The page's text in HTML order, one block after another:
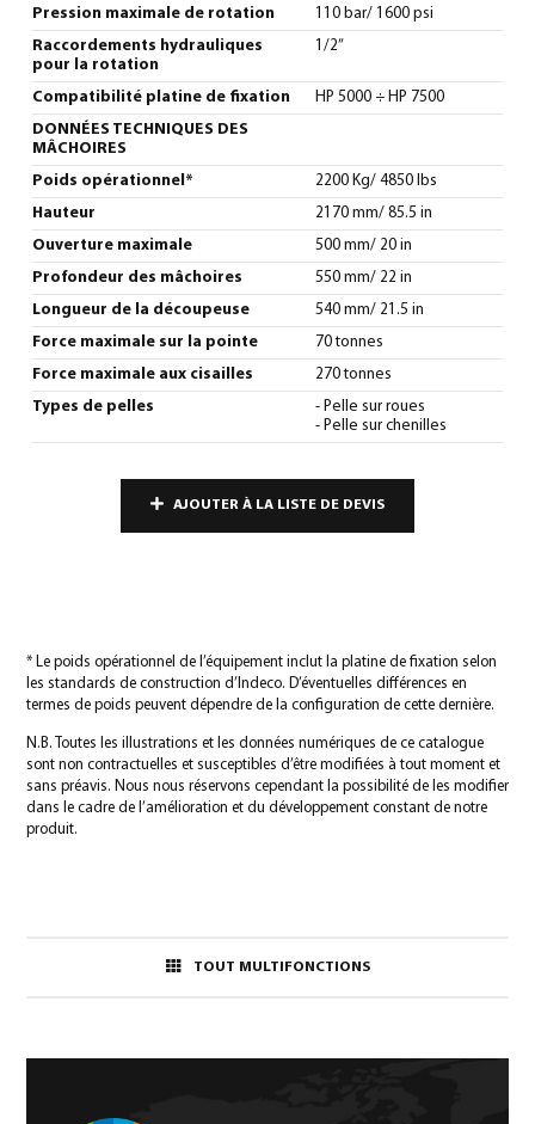
Pression maximale de rotation 110 bar/ 1600 psi
Raccordements hydrauliques
pour la rotation
1/2”
Compatibilité platine de fixation HP 5000 ÷ HP 7500
DONNÉES TECHNIQUES DES
MÂCHOIRES
Poids opérationnel* 2200 Kg/ 4850 lbs
Hauteur 2170 mm/ 85.5 in
Ouverture maximale 500 mm/ 20 in
Profondeur des mâchoires 550 mm/ 22 in
Longueur de la découpeuse 540 mm/ 21.5 in
Force maximale sur la pointe 70 tonnes
Force maximale aux cisailles 270 tonnes
Types de pelles
- Pelle sur roues
- Pelle sur chenilles
AJOUTER À LA LISTE DE DEVIS
* Le poids opérationnel de l’équipement inclut la platine de fixation selon
les standards de construction d’Indeco. D’éventuelles différences en
termes de poids peuvent dépendre de la configuration de cette dernière.
N.B. Toutes les illustrations et les données numériques de ce catalogue
sont non contractuelles et susceptibles d’être modifiées à tout moment et
sans préavis. Nous nous réservons cependant la possibilité de les modifier
dans le cadre de l’amélioration et du développement constant de notre
produit.
TOUT MULTIFONCTIONS